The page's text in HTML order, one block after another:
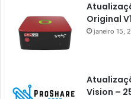
Original
janeiro 15,
Vision –